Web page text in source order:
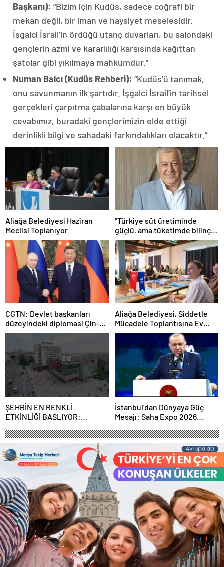
Başkanı): “Bizim için Kudüs, sadece coğrafi bir
mekan değil, bir iman ve haysiyet meselesidir.
İşgalci İsrail’in ördüğü utanç duvarları, bu salondaki
gençlerin azmi ve kararlılığı karşısında kağıttan
şatolar gibi yıkılmaya mahkumdur.”
Numan Balcı (Kudüs Rehberi): “Kudüs’ü tanımak,
onu savunmanın ilk şartıdır. İşgalci İsrail’in tarihsel
gerçekleri çarpıtma çabalarına karşı en büyük
cevabımız, buradaki gençlerimizin elde ettiği
derinlikli bilgi ve sahadaki farkındalıkları olacaktır.”
Aliağa Belediyesi Haziran
Meclisi Toplanıyor
“Türkiye süt üretiminde
güçlü, ama tüketimde bilinç
şart”
CGTN: Devlet başkanları
düzeyindeki diplomasi Çin-
Rusya arasındaki büyüyen
ortaklığı güçlendiriyor
Aliağa Belediyesi, Şiddetle
Mücadele Toplantısına Ev
Sahipliği Yaptı
ŞEHRİN EN RENKLİ
ETKİNLİĞİ BAŞLIYOR:
FESTİVALİ” HEYECANI
GAZİOSMANPAŞA’DA
YAŞANACAK
İstanbul’dan Dünyaya Güç
Mesajı: Saha Expo 2026